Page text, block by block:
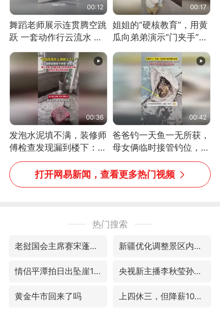
00:12
舞蹈老师展示连贯腾空跳
跃 一套动作行云流水 节
到又舞又武的？
00:17
姐姐的“硬核教育”，用黄
瓜向弟弟演示“门夹手”，
教！
00:36
发泡水泥填不满，装修师
傅检查发现漏到楼下：出
风口未延伸到外墙
00:42
爸爸钓一天鱼一无所获，
母女俩临时接管钓位，用
玩具鱼竿钓上大鱼
打开网易新闻，查看更多热门视频
热门搜索
老挝国会主席赛宋蓬逝世 新疆优化调整景区内自驾服务费
情侣平潭拍日出坠崖1死1伤 央视新主播李秋莹孙亚鹏亮相
黄金牛市回来了吗 上四休三，但降薪1000元，你接受吗？